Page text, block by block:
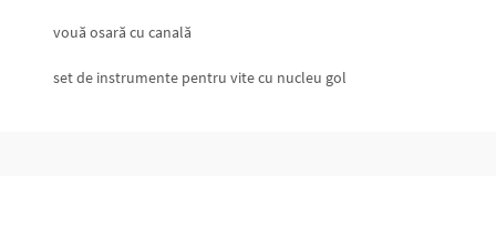
vouă osară cu canală
set de instrumente pentru vite cu nucleu gol